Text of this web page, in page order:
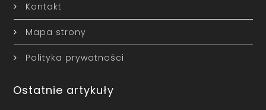
Kontakt
Mapa strony
Polityka prywatności
Ostatnie artykuły